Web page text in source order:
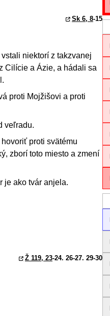
Sk 6, 8-15
niektorí z takzvanej
Cilície a Ázie, a hádali sa
proti Mojžišovi a proti
veľradu.
proti svätému
zborí toto miesto a zmení
je ako tvár anjela.
Ž 119, 23-24. 26-27. 29-30